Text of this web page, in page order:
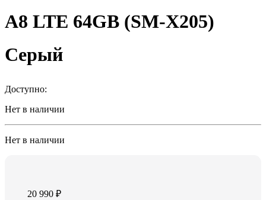
A8 LTE 64GB (SM-X205)
Cерый
Доступно:
Нет в наличии
Нет в наличии
20 990₽